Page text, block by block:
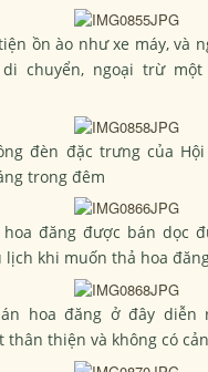
ồn ào như xe máy, và
di chuyển, ngoại trừ
đèn đặc trưng của
trong đêm
hoa đăng được bán dọc
lịch khi muốn thả hoa
hoa đăng ở đây diễn
thân thiện và không có